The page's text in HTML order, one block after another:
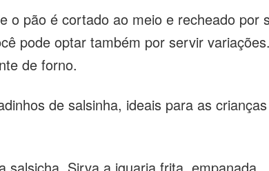
o pão é cortado ao meio e recheado por
pode optar também por servir
de forno.
de salsinha, ideais para as crianças